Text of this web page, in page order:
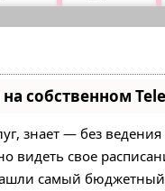
собственном
знает — без
видеть свое
самый